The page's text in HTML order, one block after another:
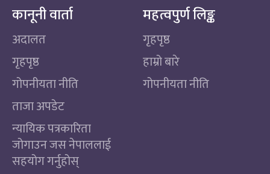
कानूनी वार्ता
अदालत
गृहपृष्ठ
गोपनीयता नीति
ताजा अपडेट
न्यायिक पत्रकारिता
जोगाउन जस नेपाललाई
सहयोग गर्नुहोस्
महत्वपुर्ण लिङ्क
गृहपृष्ठ
हाम्रो बारे
गोपनीयता नीति